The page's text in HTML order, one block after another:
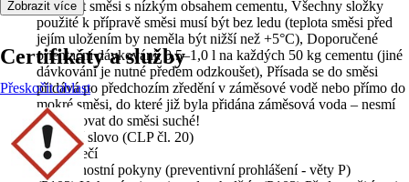
používat směsi s nízkým obsahem cementu, Všechny složky
použité k přípravě směsi musí být bez ledu (teplota směsi před
jejím uložením by neměla být nižší než +5°C), Doporučené
orientační dávkování: 0,5–1,0 l na každých 50 kg cementu (jiné
dávkování je nutné předem odzkoušet), Přísada se do směsi
přidává po předchozím zředění v záměsové vodě nebo přímo do
mokré směsi, do které již byla přidána záměsová voda – nesmí
se dávkovat do směsi suché!
Signální slovo (CLP čl. 20)
Nebezpečí
Bezpečnostní pokyny (preventivní prohlášení - věty P)
Zobrazit více
Certifikáty a služby
Přeskočit oblast